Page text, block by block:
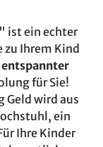
ist ein echter
Ihrem Kind
entspannter
für Sie!
Geld wird aus
ein
Ihre Kinder